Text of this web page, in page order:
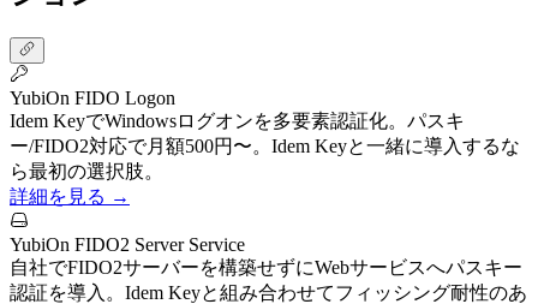
YubiOn FIDO Logon
Idem KeyでWindowsログオンを多要素認証化。パスキ
ー/FIDO2対応で月額500円〜。Idem Keyと一緒に導入するな
ら最初の選択肢。
詳細を見る →
YubiOn FIDO2 Server Service
自社でFIDO2サーバーを構築せずにWebサービスへパスキー
認証を導入。Idem Keyと組み合わせてフィッシング耐性のあ